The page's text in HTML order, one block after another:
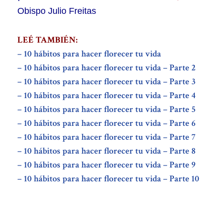
Obispo Julio Freitas
LEÉ TAMBIÉN:
– 10 hábitos para hacer florecer tu vida
– 10 hábitos para hacer florecer tu vida – Parte 2
– 10 hábitos para hacer florecer tu vida – Parte 3
– 10 hábitos para hacer florecer tu vida – Parte 4
– 10 hábitos para hacer florecer tu vida – Parte 5
– 10 hábitos para hacer florecer tu vida – Parte 6
– 10 hábitos para hacer florecer tu vida – Parte 7
– 10 hábitos para hacer florecer tu vida – Parte 8
– 10 hábitos para hacer florecer tu vida – Parte 9
– 10 hábitos para hacer florecer tu vida – Parte 10